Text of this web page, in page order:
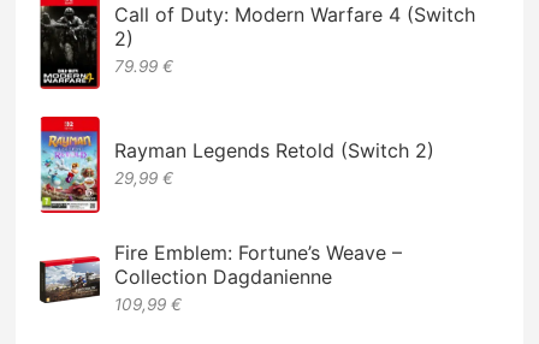
Call of Duty: Modern Warfare 4 (Switch
2)
79.99 €
Rayman Legends Retold (Switch 2)
29,99 €
Fire Emblem: Fortune’s Weave –
Collection Dagdanienne
109,99 €